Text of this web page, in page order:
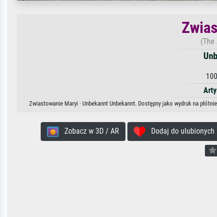
Zwiastowanie Maryi · Unbekannt Unbekannt. Dostępny jako wydruk na
Zobacz w 3D / AR Dodaj do ulubionych